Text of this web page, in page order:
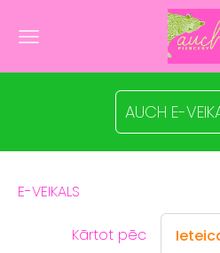
AUCH E-
E-VEIKALS
Kārtot pēc